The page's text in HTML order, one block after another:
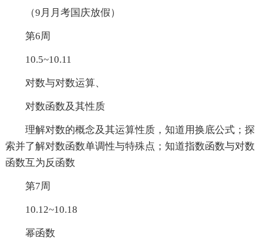
（9月月考国庆放假）
第6周
10.5~10.11
对数与对数运算、
对数函数及其性质
理解对数的概念及其运算性质，知道用换底公式；探
索并了解对数函数单调性与特殊点；知道指数函数与对数
函数互为反函数
第7周
10.12~10.18
幂函数